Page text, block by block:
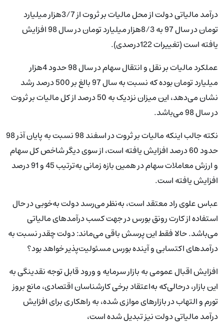
درآمد مالیاتی دولت از‌ محل مالیات بر ثروت از 3/7هزار میلیارد
تومان در سال 97 به 8/3هزار میلیارد تومان در سال 98 افزایش
یافته است (تغییرات 122درصدی).
عملکرد مالیات بر نقل و انتقال سهام در سال 98 حدود 4هزار
میلیارد تومان بوده که نسبت به سال 97 بالغ بر 500 درصد رشد
نشان می‌دهد، این میزان نزدیک به 50 درصد از کل مالیات بر ثروت
در سال 98 می‌باشد.
نکته جالب اینکه مالیات بر ثروت در اسفند 98 نسبت به پایان آذر 98
حدود 60 درصد افزایش یافته است، از سوی دیگر شاخص کل سهام
و ارزش معاملات سهام در همین بازه زمانی به‌ترتیب 45 و 91 درصد
افزایش یافته است.
عباس علوی راد معتقد است، به‌نظر می‌رسد دولت به‌خوبی در حال
استفاده از کارت رونق بورس در جهت کسب درآمدهای مالیاتی
می‌باشد. حالا فقط این پرسش باقی می‌ماند: دولت چقدر نسبت به
درآمدهای اکتسابی و آینده بورس مسئولیت‌پذیر خواهد بود؟
افزایش اقبال عمومی به بازار سرمایه و ورود قابل توجه نقدینگی به
این بازار، درحالی‌که به‌اعتقاد برخی کارشناسان اقتصادی، مانع بروز
تورم و التهاب در بازارهای موازی شده، به راهکاری برای افزایش
درآمد مالیاتی دولت نیز تبدیل شده است،